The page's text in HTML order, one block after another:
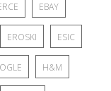
EBAY
EROSKI ESIC
H&M